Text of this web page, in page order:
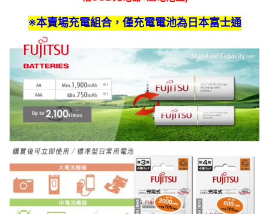
※本賣場充電組合，僅充電電池為日本富士通